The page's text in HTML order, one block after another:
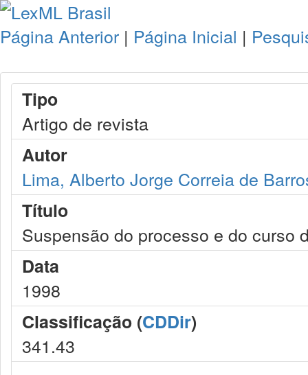
Página Anterior | Página Inicial |
Tipo
Artigo de revista
Autor
Lima, Alberto Jorge Correia de
Título
Suspensão do processo e do curso
Data
1998
Classificação (CDDir)
341.43